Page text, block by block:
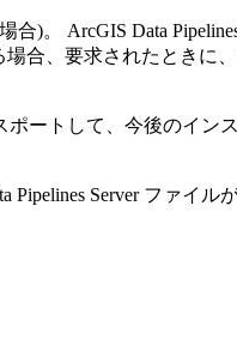
)。 ArcGIS Data
合、要求されたときに
ポートして、今後のイン
Server ファイル